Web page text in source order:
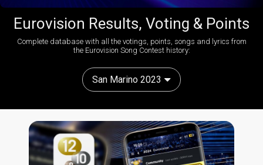
Eurovision Results, Voting & Points
Complete database with all the votings, points, songs and lyrics from
the Eurovision Song Contest history:
San Marino 2023